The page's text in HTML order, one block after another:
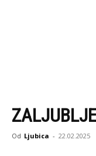
Od Ljubica - 22.02.2025